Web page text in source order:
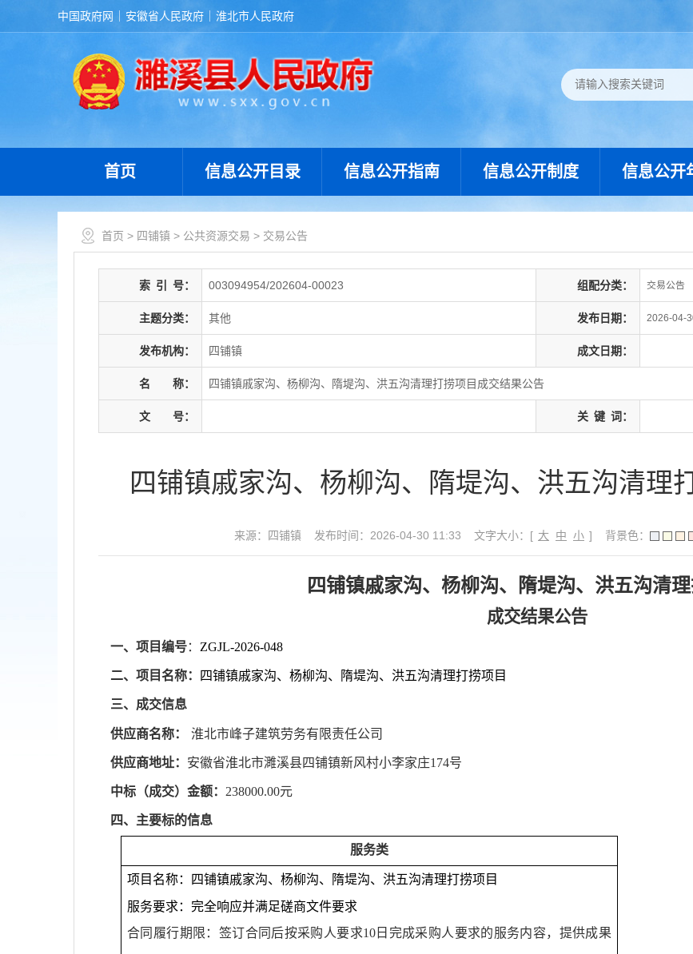
中国政府网 安徽省人民政府 淮北市人民政府
首页 信息公开目录 信息公开指南 信息公开制度 信息公开
首页 > 四铺镇 > 公共资源交易 > 交易公告
索 引 号： 003094954/202604-00023 组配分类： 交易公告
主题分类： 其他 发布日期： 2026-04-
发布机构： 四铺镇 成文日期：
名 称： 四铺镇戚家沟、杨柳沟、隋堤沟、洪五沟清理打捞项目成交结果公告
文 号： 关 键 词：
四铺镇戚家沟、杨柳沟、隋堤沟、洪五沟清理
来源：四铺镇 发布时间：2026-04-30 11:33 文字大小：[ 大 中 小 ] 背景色：
四铺镇戚家沟、杨柳沟、隋堤沟、洪五沟清
成交结果公告
一、 项目编号： ZGJL-2026-048
二、项目名称： 四铺镇戚家沟、杨柳沟、隋堤沟、洪五沟清理打捞项目
三、成交信息
供应商名称： 淮北市峰子建筑劳务有限责任公司
供应商地址： 安徽省淮北市濉溪县四铺镇新风村小李家庄174号
中标（成交）金额： 238000.00元
四、主要标的信息
服务类
项目 名称：
四铺镇戚家沟、杨柳沟、隋堤沟、洪五沟清理打捞项目
服务要求：完全响应并满足磋商文件要求
合同履行期限 ： 签订合同后按采购人要求10日完成采购人要求的服务内容，提供成果